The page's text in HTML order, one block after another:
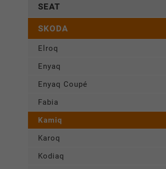
SEAT
SKODA
Elroq
Enyaq
Enyaq Coupé
Fabia
Kamiq
Karoq
Kodiaq